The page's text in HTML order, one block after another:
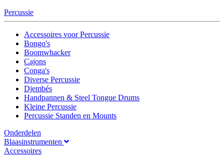
Percussie
Accessoires voor Percussie
Bongo's
Boomwhacker
Cajons
Conga's
Diverse Percussie
Djembés
Handpannen & Steel Tongue Drums
Kleine Percussie
Percussie Standen en Mounts
Onderdelen
Blaasinstrumenten
Accessoires